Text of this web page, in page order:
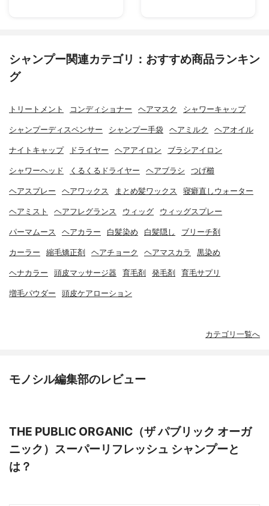
シャンプー関連カテゴリ：おすすめ商品ランキン
グ
トリートメント コンディショナー ヘアマスク シャワーキャップ
シャンプーディスペンサー シャンプー手袋 ヘアミルク ヘアオイル
ナイトキャップ ドライヤー ヘアアイロン ブラシアイロン
シャワーヘッド くるくるドライヤー ヘアブラシ つげ櫛
ヘアスプレー ヘアワックス まとめ髪ワックス 寝癖直しウォーター
ヘアミスト ヘアフレグランス ウィッグ ウィッグスプレー
パーマムース ヘアカラー 白髪染め 白髪隠し ブリーチ剤
カーラー 縮毛矯正剤 ヘアチョーク ヘアマスカラ 黒染め
ヘナカラー 頭皮マッサージ器 育毛剤 発毛剤 育毛サプリ
増毛パウダー 頭皮ケアローション
カテゴリ一覧へ
モノシル編集部のレビュー
THE PUBLIC ORGANIC（ザ パブリック オーガ
ニック）スーパーリフレッシュ シャンプーと
は？